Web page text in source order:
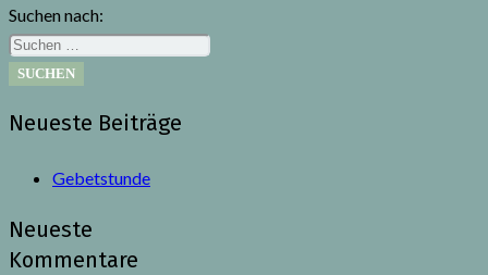
Suchen nach:
Neueste Beiträge
Gebetstunde
Neueste
Kommentare